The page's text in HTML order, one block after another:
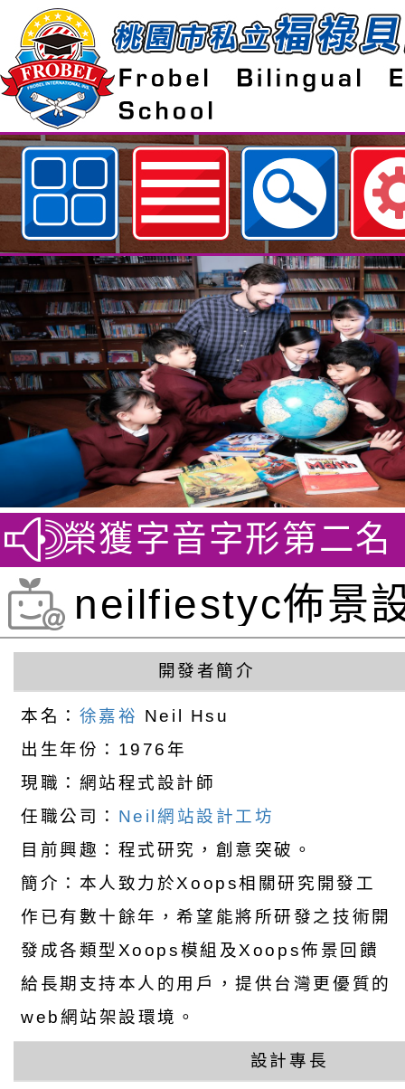
歡迎參觀：neilfiestyc佈景設計者
hsu網站
獲字音字形第二名 賀
neilfiestyc佈景
徐嘉裕 Neil hsu
開發者簡介
本名： 徐嘉裕 Neil Hsu
出生年份：1976年
現職：網站程式設計師
任職公司： Neil網站設計工坊
目前興趣：程式研究，創意突破。
簡介：本人致力於Xoops相關研究開發工
作已有數十餘年，希望能將所研發之技術開
發成各類型Xoops模組及Xoops佈景回饋
給長期支持本人的用戶，提供台灣更優質的
web網站架設環境。
設計專長